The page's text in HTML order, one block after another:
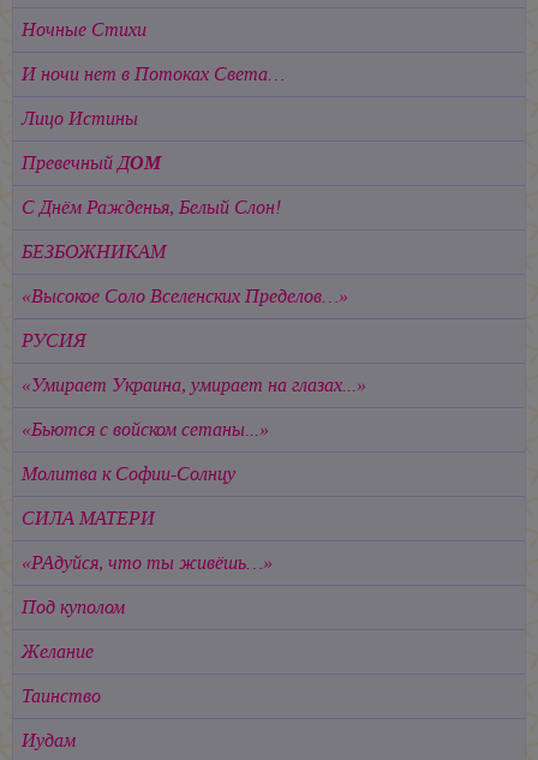
Ночные Стихи
И ночи нет в Потоках Света…
Лицо Истины
Превечный ДОМ
С Днём Ражденья, Белый Слон!
БЕЗБОЖНИКАМ
«Высокое Соло Вселенских Пределов…»
РУСИЯ
«Умирает Украина, умирает на глазах...»
«Бьются с войском сетаны...»
Молитва к Софии-Солнцу
СИЛА МАТЕРИ
«РАдуйся, что ты живёшь…»
Под куполом
Желание
Таинство
Иудам